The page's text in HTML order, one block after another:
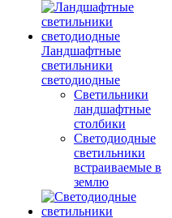
Ландшафтные
светильники
светодиодные
Светильники
ландшафтные
столбики
Светодиодные
светильники
встраиваемые в
землю